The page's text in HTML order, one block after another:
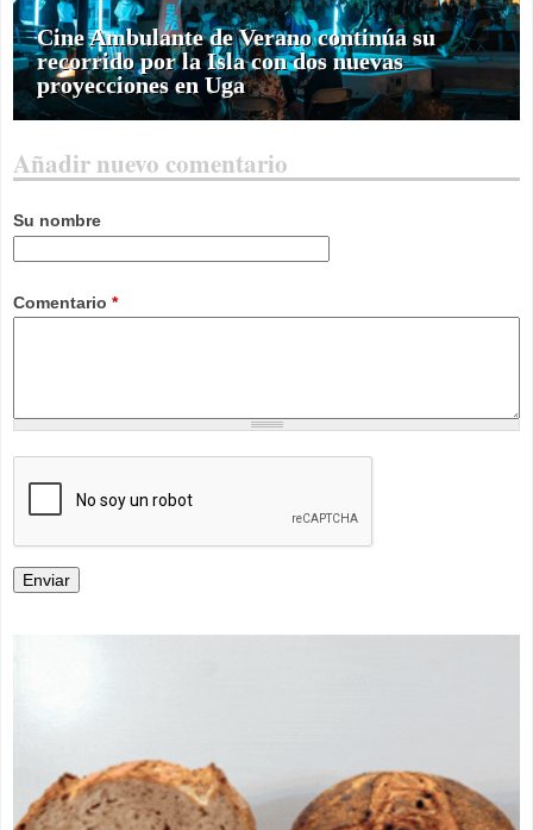
Cine Ambulante de Verano continúa su
recorrido por la Isla con dos nuevas
proyecciones en Uga
Añadir nuevo comentario
Su nombre
Comentario *